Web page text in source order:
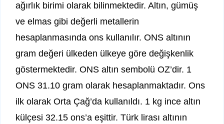
ağırlık birimi olarak bilinmektedir. Altın, gümüş
ve elmas gibi değerli metallerin
hesaplanmasında ons kullanılır. ONS altının
gram değeri ülkeden ülkeye göre değişkenlik
göstermektedir. ONS altın sembolü OZ’dir. 1
ONS 31.10 gram olarak hesaplanmaktadır. Ons
ilk olarak Orta Çağ’da kullanıldı. 1 kg ince altın
külçesi 32.15 ons’a eşittir. Türk lirası altının